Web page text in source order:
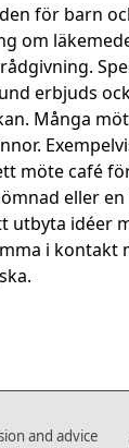
för barn
om
erbjuds
Många
möte café
eller
utbyta idéer
i kontakt
and advice